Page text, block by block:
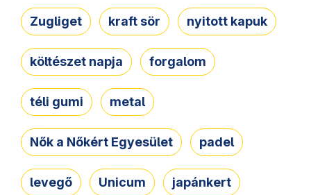
Zugliget kraft sör nyitott kapuk
költészet napja forgalom
téli gumi metal
Nők a Nőkért Egyesület padel
levegő Unicum japánkert